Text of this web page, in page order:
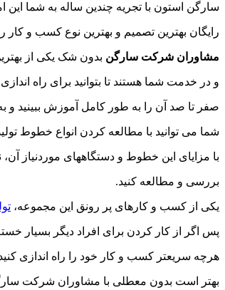
سارگن استون با تجریه چندین ساله به شما این
رایگان بهترین تصمیم و بهترین نوع کسب و کار
مشاوران شرکت سارگن بدون شک یکی از
و در خدمت شما هستند تا بتوانید برای راه اندازی کار
صفر تا صد آن را به طور کامل آموزش ببینید و به
شما می توانید با مطالعه کردن انواع خطوط
با مزایای این خطوط و دستگاههای موردنیاز
بررسی و مطالعه کنید.
یکی از کسب و کارهای پر رونق این مجموعه،
پس اگر از کار کردن برای افراد دیگر بسیار
هرچه سریعتر کسب و کار خود را راه اندازی
بهتر است بدون معطلی با مشاوران شرکت